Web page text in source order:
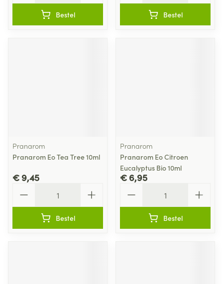
Bestel Bestel
Pranarom
Pranarom Eo Tea Tree 10ml
€ 9,45
Bestel
Pranarom
Pranarom Eo Citroen
Eucalyptus Bio 10ml
€ 6,95
Bestel